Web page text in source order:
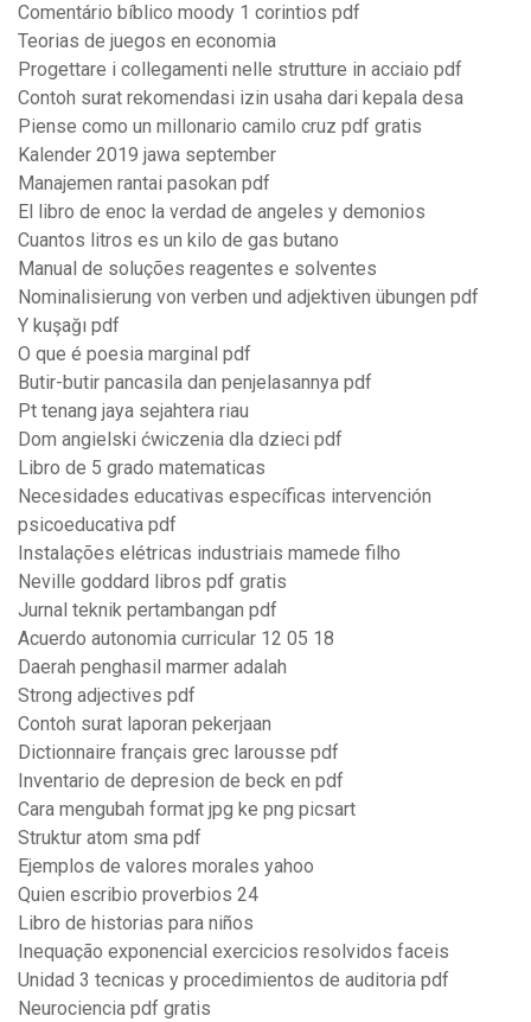
Comentário bíblico moody 1 corintios pdf
Teorias de juegos en economia
Progettare i collegamenti nelle strutture in acciaio pdf
Contoh surat rekomendasi izin usaha dari kepala desa
Piense como un millonario camilo cruz pdf gratis
Kalender 2019 jawa september
Manajemen rantai pasokan pdf
El libro de enoc la verdad de angeles y demonios
Cuantos litros es un kilo de gas butano
Manual de soluções reagentes e solventes
Nominalisierung von verben und adjektiven übungen pdf
Y kuşağı pdf
O que é poesia marginal pdf
Butir-butir pancasila dan penjelasannya pdf
Pt tenang jaya sejahtera riau
Dom angielski ćwiczenia dla dzieci pdf
Libro de 5 grado matematicas
Necesidades educativas específicas intervención
psicoeducativa pdf
Instalações elétricas industriais mamede filho
Neville goddard libros pdf gratis
Jurnal teknik pertambangan pdf
Acuerdo autonomia curricular 12 05 18
Daerah penghasil marmer adalah
Strong adjectives pdf
Contoh surat laporan pekerjaan
Dictionnaire français grec larousse pdf
Inventario de depresion de beck en pdf
Cara mengubah format jpg ke png picsart
Struktur atom sma pdf
Ejemplos de valores morales yahoo
Quien escribio proverbios 24
Libro de historias para niños
Inequação exponencial exercicios resolvidos faceis
Unidad 3 tecnicas y procedimientos de auditoria pdf
Neurociencia pdf gratis